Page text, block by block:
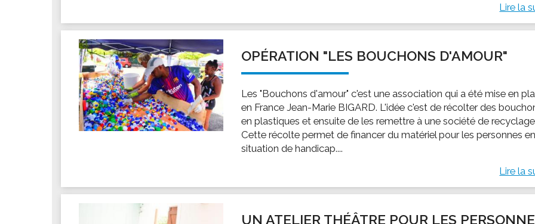
Lire la
OPÉRATION "LES BOUCHONS D'AMOUR"
Les "Bouchons d'amour" c'est une association qui a été mise en
en France Jean-Marie BIGARD. L'idée c'est de récolter des
en plastiques et ensuite de les remettre à une société de
Cette récolte permet de financer du matériel pour les personnes en
situation de handicap....
Lire la
UN ATELIER THÉÂTRE POUR LES